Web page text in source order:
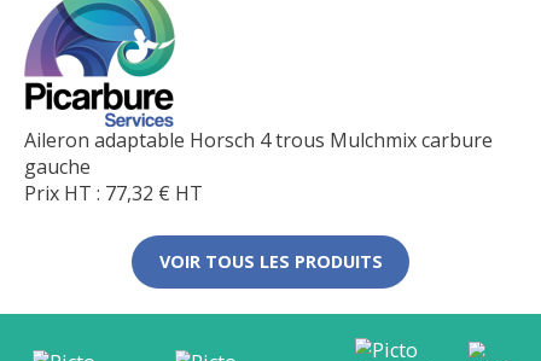
Aileron adaptable Horsch 4 trous Mulchmix carbure
gauche
Prix HT : 77,32 € HT
VOIR TOUS LES PRODUITS